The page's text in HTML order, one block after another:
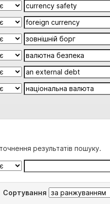
результатів пошуку.
Сортування